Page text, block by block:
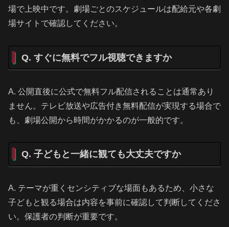
場で上映中です。劇場ごとのスケジュールは配給元や各劇
場サイトで確認してください。
Q. すぐに無料でフル視聴できますか
A. 公開直後に公式で無料フル配信されることは通常あり
ません。テレビ放送や広告付き無料配信が実現する場合で
も、劇場公開から時間がかかるのが一般的です。
Q. 子どもと一緒に観ても大丈夫ですか
A. テーマが重くセンシティブな場面もあるため、小さな
子どもと観る場合は内容を事前に確認して判断してくださ
い。保護者の判断が重要です。